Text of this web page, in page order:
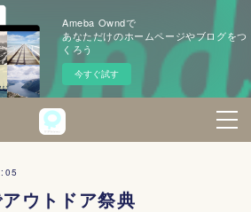
Ameba Owndで
あなただけのホームページやブログをつ
くろう
今すぐ試す
ウトドア祭典